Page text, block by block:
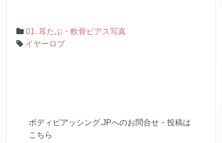
01. 耳たぶ・軟骨ピアス写真
イヤーロブ
ボディピアッシング.JPへのお問合せ・投稿は
こちら